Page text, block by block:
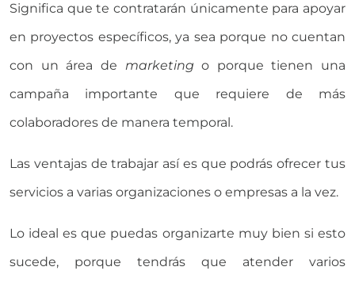
Significa que te contratarán únicamente para apoyar
en proyectos específicos, ya sea porque no cuentan
con un área de marketing o porque tienen una
campaña importante que requiere de más
colaboradores de manera temporal.
Las ventajas de trabajar así es que podrás ofrecer tus
servicios a varias organizaciones o empresas a la vez.
Lo ideal es que puedas organizarte muy bien si esto
sucede, porque tendrás que atender varios